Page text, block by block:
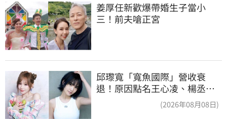
姜厚任新歡爆帶婚生子當小
三！前夫嗆正宮
邱瓈寬「寬魚國際」營收衰
退！原因點名王心凌、楊丞琳
(2026年08月08日)